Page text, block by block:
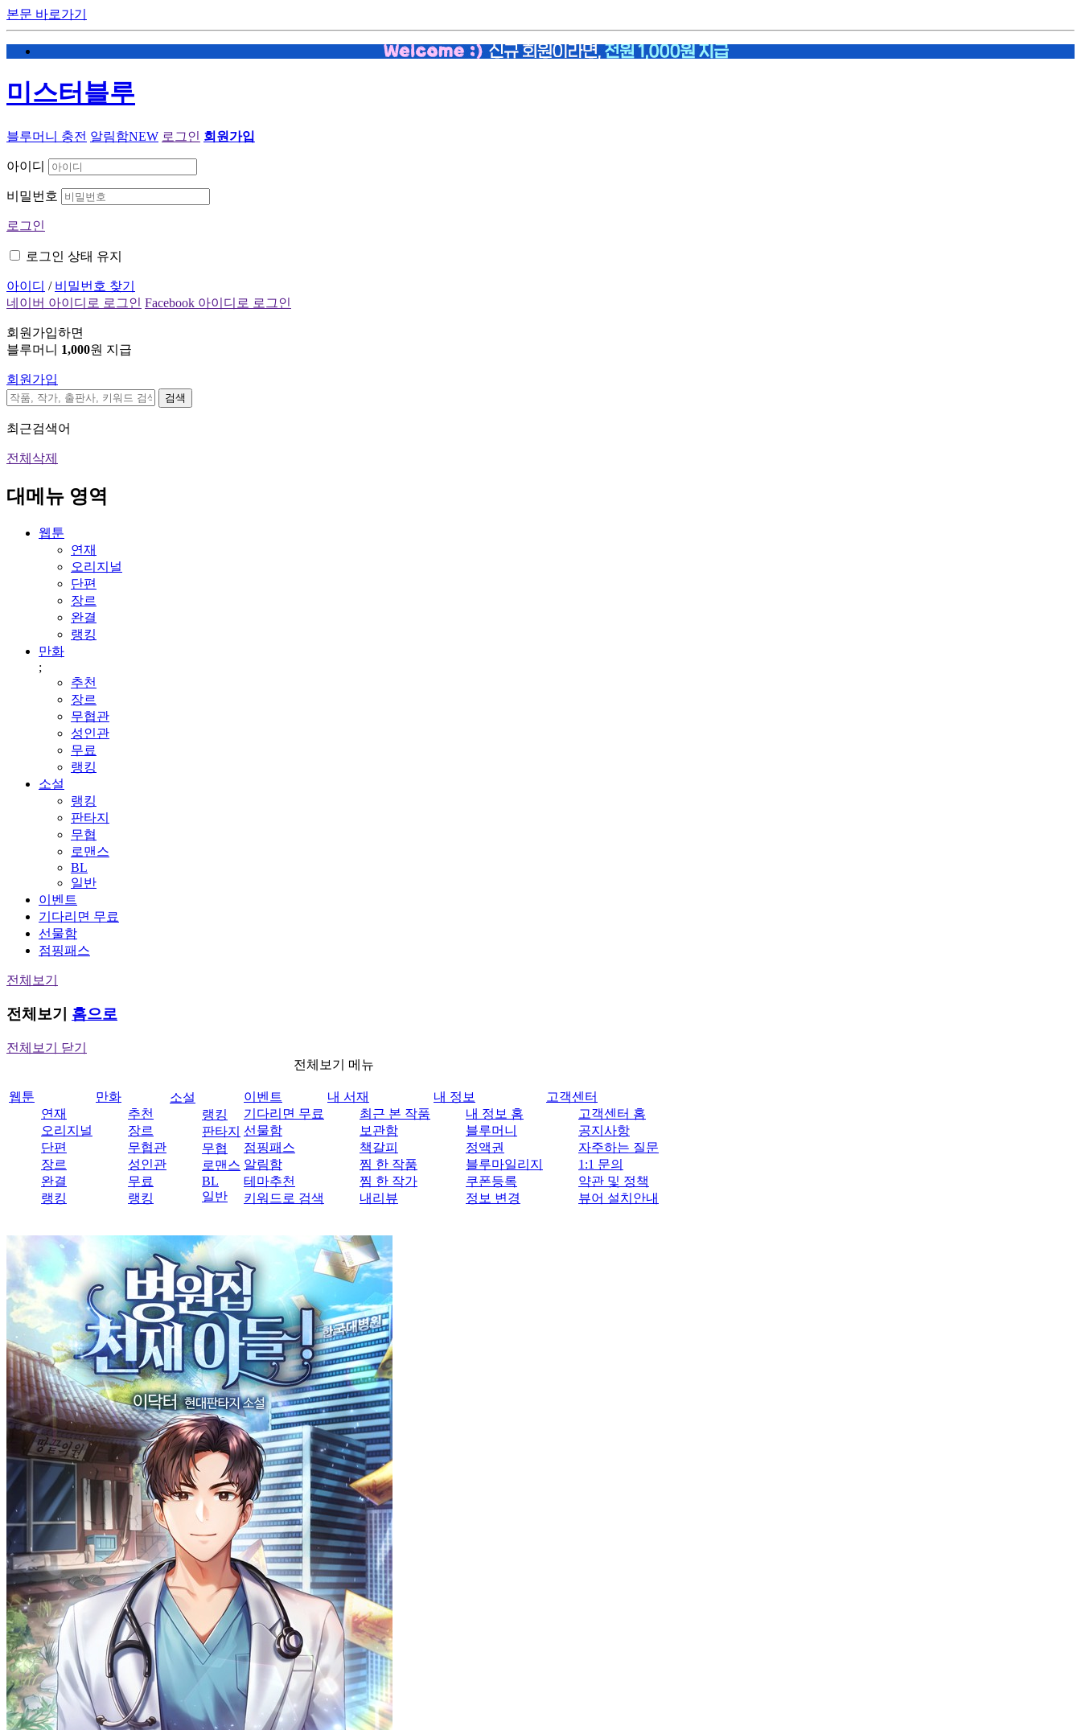
본문 바로가기
미스터블루
블루머니 충전 알림함NEW 로그인 회원가입
아이디
비밀번호
로그인
로그인 상태 유지
아이디 / 비밀번호 찾기
네이버 아이디로 로그인 Facebook 아이디로 로그인
회원가입하면
블루머니 1,000원 지급
회원가입
검색
최근검색어
전체삭제
대메뉴 영역
웹툰
연재
오리지널
단편
장르
완결
랭킹
만화
;
추천
장르
무협관
성인관
무료
랭킹
소설
랭킹
판타지
무협
로맨스
BL
일반
이벤트
기다리면 무료
선물함
점핑패스
전체보기
전체보기 홈으로
전체보기 닫기
전체보기 메뉴
웹툰
연재
오리지널
단편
장르
완결
랭킹
만화
추천
장르
무협관
성인관
무료
랭킹
소설
랭킹
판타지
무협
로맨스
BL
일반
이벤트
기다리면 무료
선물함
점핑패스
알림함
테마추천
키워드로 검색
내 서재
최근 본 작품
보관함
책갈피
찜 한 작품
찜 한 작가
내리뷰
내 정보
내 정보 홈
블루머니
정액권
블루마일리지
쿠폰등록
정보 변경
고객센터
고객센터 홈
공지사항
자주하는 질문
1:1 문의
약관 및 정책
뷰어 설치안내